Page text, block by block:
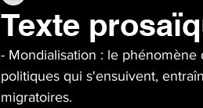
Texte
- Mondialisation : le
politiques qui s'ensuivent,
migratoires.